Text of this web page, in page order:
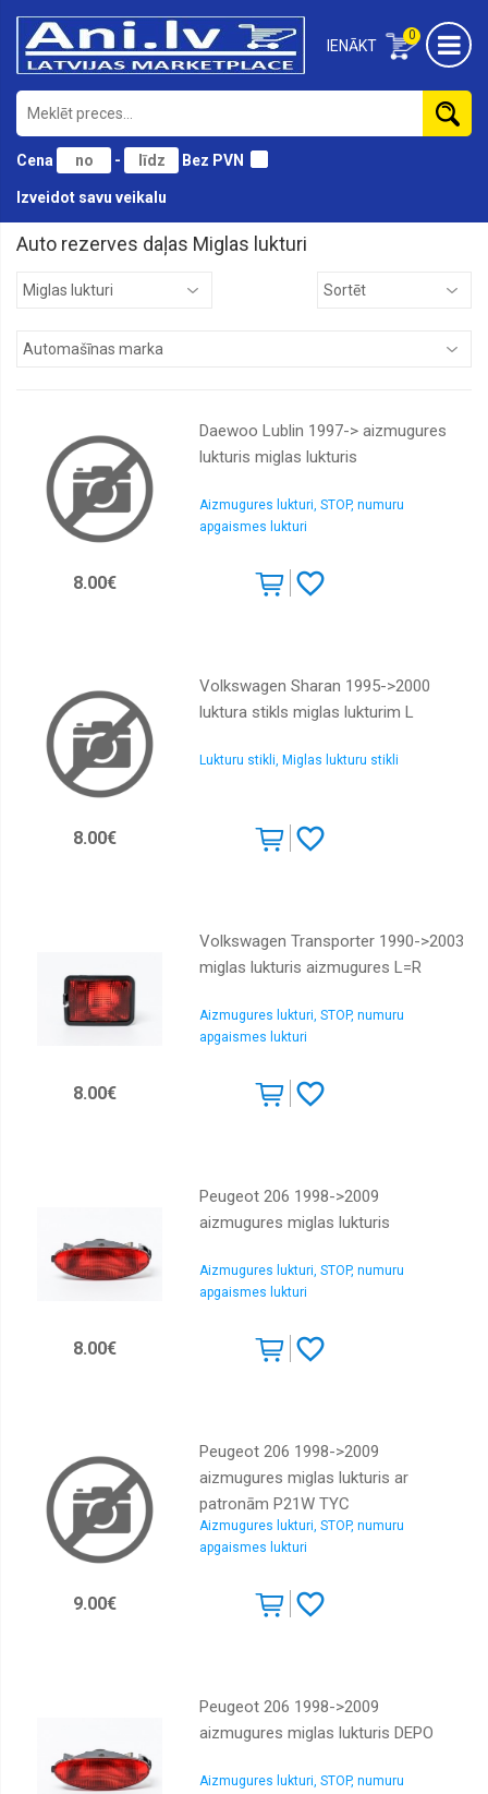
0
IENĀKT
Cena - Bez PVN
Izveidot savu veikalu
lukturi
Auto
Dienas
gaismas
lukturis
Dzesēšanas
radiātori
Dzesēšanas
ventilatori
radiatori
Logu
slotiņas
Lukturi
Motora
pārsegi
Auto rezerves daļas Miglas lukturi
Daewoo Lublin 1997-> aizmugures
lukturis miglas lukturis
Aizmugures lukturi, STOP, numuru
apgaismes lukturi
8.00€
Volkswagen Sharan 1995->2000
luktura stikls miglas lukturim L
Lukturu stikli, Miglas lukturu stikli
8.00€
Volkswagen Transporter 1990->2003
miglas lukturis aizmugures L=R
Aizmugures lukturi, STOP, numuru
apgaismes lukturi
8.00€
Peugeot 206 1998->2009
aizmugures miglas lukturis
Aizmugures lukturi, STOP, numuru
apgaismes lukturi
8.00€
Peugeot 206 1998->2009
aizmugures miglas lukturis ar
patronām P21W TYC
Aizmugures lukturi, STOP, numuru
apgaismes lukturi
9.00€
Peugeot 206 1998->2009
aizmugures miglas lukturis DEPO
Aizmugures lukturi, STOP, numuru